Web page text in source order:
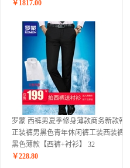
￥ 1817.00
罗蒙 西裤男夏季修身薄款商务新款韩版
正装裤男黑色青年休闲裤工装西装裤子
黑色薄款【西裤+衬衫】 32
￥228.80